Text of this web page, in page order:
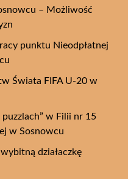
– Możliwość
punktu Nieodpłatnej
Świata FIFA U-20 w
w Filii nr 15
w Sosnowcu
działaczkę